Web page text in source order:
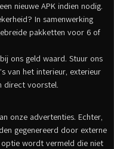
nieuwe APK indien nodig.
In samenwerking
pakketten voor 6 of
ons geld waard. Stuur ons
van het interieur, exterieur
direct voorstel.
onze advertenties. Echter,
gegenereerd door externe
wordt vermeld die niet